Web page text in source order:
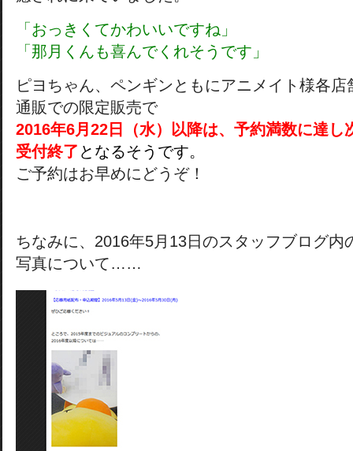
「おっきくてかわいいですね」
「那月くんも喜んでくれそうです」
ピヨちゃん、ペンギンともにアニメイト様各店
通販での限定販売で
2016年6月22日（水）以降は、予約満数に達し
受付終了 となるそうです。
ご予約はお早めにどうぞ！
ちなみに、2016年5月13日のスタッフブログ内
写真について……